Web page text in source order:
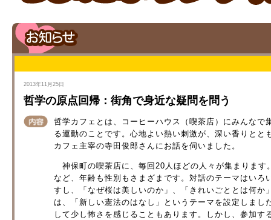
2013年11月25日
哲学の原点回帰：街角で身近な疑問を問う
哲学カフェとは、コーヒーハウス（喫茶店）にみんな
る運動のことです。心地よい熱い刺激が、深い香りと
カフェ主宰の寺田俊郎さんにお話を伺いました。
神保町の喫茶店に、毎回20人ほどの人々が集まります
など、年齢も性別もさまざまです。対話のテーマはい
すし、「なぜ桜は美しいのか」、「きれいごととは何
は、「新しい憲法のはなし」というテーマを設定しま
して少し怖さを感じることもあります。しかし、参加